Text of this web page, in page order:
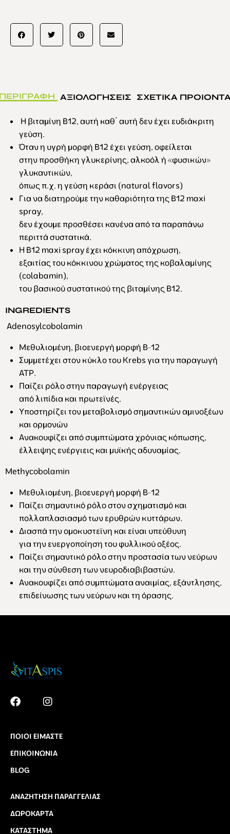
ΑΞΙΟΛΟΓΗΣΕΙΣ ΣΧΕΤΙΚΑ
Η βιταμίνη Β12, αυτή καθ’ αυτή δεν έχει ευδιάκριτη
γεύση.
Όταν η υγρή μορφή Β12 έχει γεύση, οφείλεται
στην προσθήκη γλυκερίνης, αλκοόλ ή «φυσικών»
γλυκαντικών,
όπως π.χ. η γεύση κεράσι (natural flavors)
Για να διατηρούμε την καθαριότητα της B12 maxi
spray,
δεν έχουμε προσθέσει κανένα από τα παραπάνω
περιττά συστατικά.
H B12 maxi spray έχει κόκκινη απόχρωση,
εξαιτίας του κόκκινου χρώματος της κοβαλαμίνης
(colabamin),
του βασικού συστατικού της βιταμίνης Β12.
INGREDIENTS
Adenosylcobolamin
Μεθυλιομένη, βιοενεργή μορφή Β-12
Συμμετέχει στον κύκλο του Krebs για την παραγωγή
ATP.
Παίζει ρόλο στην παραγωγή ενέργειας
από λιπίδια και πρωτεϊνές.
Υποστηρίζει τον μεταβολισμό σημαντικών αμινοξέων
και ορμονών
Ανακουφίζει από συμπτώματα χρόνιας κόπωσης,
έλλειψης ενέργιεις και μυϊκής αδυναμίας.
Methycobolamin
Μεθυλιομένη, βιοενεργή μορφή Β-12
Παίζει σημαντικό ρόλο στον σχηματισμό και
πολλαπλασιασμό των ερυθρών κυττάρων.
Διασπά την ομοκυστεϊνη και είναι υπεύθυνη
για την ενεργοποίηση του φυλλικού οξέος.
Παίζει σημαντικό ρόλο στην προστασία των νεύρων
και την σύνθεση των νευροδιαβιβαστών.
Ανακουφίζει από συμπτώματα αναιμίας, εξάντλησης,
επιδείνωσης των νεύρων και τη όρασης.
ΠΟΙΟΙ ΕΊΜΑΣΤΕ
ΕΠΙΚΟΙΝΩΝΊΑ
BLOG
ΑΝΑΖΉΤΗΣΗ ΠΑΡΑΓΓΕΛΊΑΣ
ΔΩΡΟΚΆΡΤΑ
ΚΑΤΆΣΤΗΜΑ